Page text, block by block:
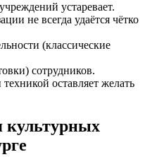
устаревает.
не всегда удаётся чётко
(классические
сотрудников.
оставляет желать
культурных